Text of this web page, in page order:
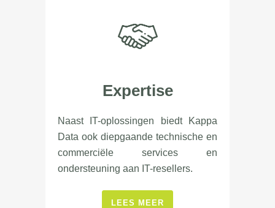
Expertise
Naast IT-oplossingen biedt Kappa
Data ook diepgaande technische en
commerciële services en
ondersteuning aan IT-resellers.
LEES MEER